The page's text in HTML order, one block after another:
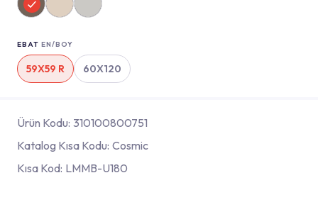
EBAT EN/BOY
59X59 R 60X120
Ürün Kodu: 310100800751
Katalog Kısa Kodu: Cosmic
Kısa Kod: LMMB-U180